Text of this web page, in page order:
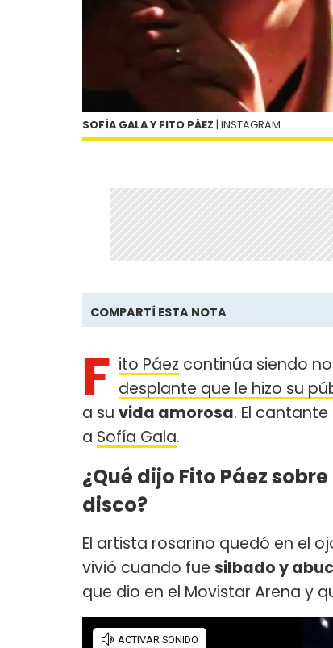
SOFÍA GALA Y FITO PÁEZ | INSTAGRAM
COMPARTÍ ESTA NOTA
F ito Páez continúa siendo
desplante que le hizo su
a su vida amorosa. El
a Sofía Gala.
¿Qué dijo Fito Páez
disco?
El artista rosarino quedó en el
vivió cuando fue silbado y
que dio en el Movistar Arena y